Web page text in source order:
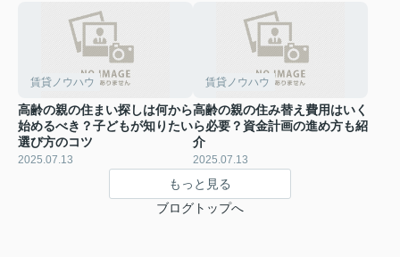
賃貸ノウハウ
高齢の親の住まい探しは何から
始めるべき？子どもが知りたい
選び方のコツ
2025.07.13
賃貸ノウハウ
高齢の親の住み替え費用はいく
ら必要？資金計画の進め方も紹
介
2025.07.13
もっと見る
ブログトップへ